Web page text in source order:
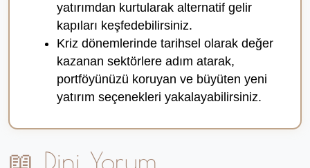
yatırımdan kurtularak alternatif gelir
kapıları keşfedebilirsiniz.
Kriz dönemlerinde tarihsel olarak değer
kazanan sektörlere adım atarak,
portföyünüzü koruyan ve büyüten yeni
yatırım seçenekleri yakalayabilirsiniz.
📖 Dini Yorum